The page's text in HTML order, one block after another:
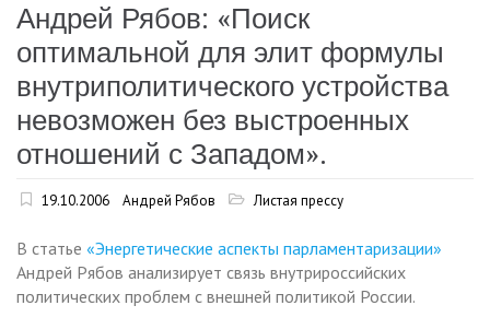
Андрей Рябов: «Поиск
оптимальной для элит формулы
внутриполитического устройства
невозможен без выстроенных
отношений с Западом».
19.10.2006 Андрей Рябов Листая прессу
В статье «Энергетические аспекты парламентаризации»
Андрей Рябов анализирует связь внутрироссийских
политических проблем с внешней политикой России.